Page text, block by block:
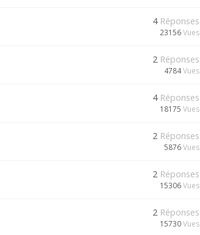
4 Réponses
23156Vues
2 Réponses
4784Vues
4 Réponses
18175 Vues
2 Réponses
5876Vues
2 Réponses
15306Vues
2 Réponses
15730Vues